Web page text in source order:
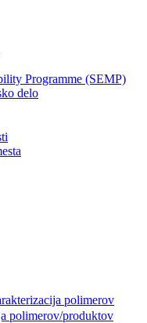
Programme (SEMP)
delo
polimerov
polimerov/produktov